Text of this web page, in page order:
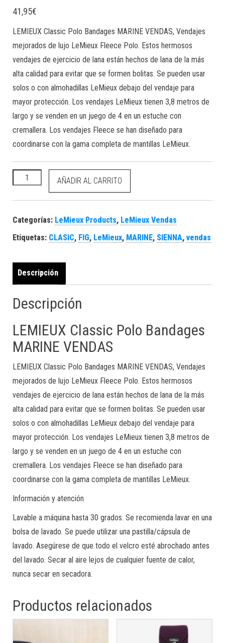
41,95€
LEMIEUX Classic Polo Bandages MARINE VENDAS, Vendajes
mejorados de lujo LeMieux Fleece Polo. Estos hermosos
vendajes de ejercicio de lana están hechos de lana de la más
alta calidad para evitar que se formen bolitas. Se pueden usar
solos o con almohadillas LeMieux debajo del vendaje para
mayor protección. Los vendajes LeMieux tienen 3,8 metros de
largo y se venden en un juego de 4 en un estuche con
cremallera. Los vendajes Fleece se han diseñado para
coordinarse con la gama completa de mantillas LeMieux.
LEMIEUX Classic Polo Bandages MARINE VENDAS cantidad
AÑADIR AL CARRITO
Categorías: LeMieux Products, LeMieux Vendas
Etiquetas: CLASIC, FIG, LeMieux, MARINE, SIENNA, vendas
Descripción
Descripción
LEMIEUX Classic Polo Bandages
MARINE VENDAS
LEMIEUX Classic Polo Bandages MARINE VENDAS, Vendajes
mejorados de lujo LeMieux Fleece Polo. Estos hermosos
vendajes de ejercicio de lana están hechos de lana de la más
alta calidad para evitar que se formen bolitas. Se pueden usar
solos o con almohadillas LeMieux debajo del vendaje para
mayor protección. Los vendajes LeMieux tienen 3,8 metros de
largo y se venden en un juego de 4 en un estuche con
cremallera. Los vendajes Fleece se han diseñado para
coordinarse con la gama completa de mantillas LeMieux.
Información y atención
Lavable a máquina hasta 30 grados. Se recomienda lavar en una
bolsa de lavado. Se puede utilizar una pastilla/cápsula de
lavado. Asegúrese de que todo el velcro esté abrochado antes
del lavado. Secar al aire lejos de cualquier fuente de calor,
nunca secar en secadora.
Productos relacionados